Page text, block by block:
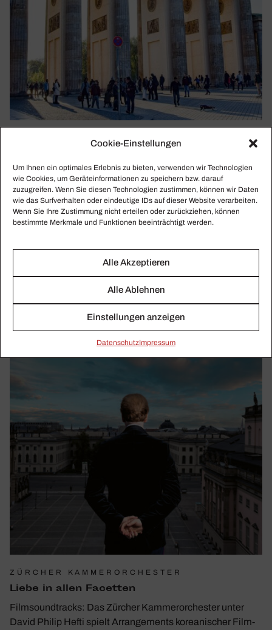
Cookie-Einstellungen
Um Ihnen ein optimales Erlebnis zu bieten, verwenden wir Technologien
wie Cookies, um Geräteinformationen zu speichern bzw. darauf
zuzugreifen. Wenn Sie diesen Technologien zustimmen, können wir Daten
wie das Surfverhalten oder eindeutige IDs auf dieser Website verarbeiten.
Wenn Sie Ihre Zustimmung nicht erteilen oder zurückziehen, können
bestimmte Merkmale und Funktionen beeinträchtigt werden.
Alle Akzeptieren
Alle Ablehnen
Einstellungen anzeigen
Daten­schutzImpressum
Daniel Hope lebt seit fünf Jahren in Berlin. Dass es mal ein
richtiges Zuhause sein würde, hätte er nicht gedacht. Doch
seiner Frau zuliebe – einer Berliner Künstlerin – hat er es
ausprobiert. „Die beste Entscheidung meines Lebens!“
ZÜRCHER KAMMERORCHESTER
Liebe in allen Facetten
Filmsoundtracks: Das Zürcher Kammerorchester unter
David Philip Hefti spielt Arrangements koreanischer Film-